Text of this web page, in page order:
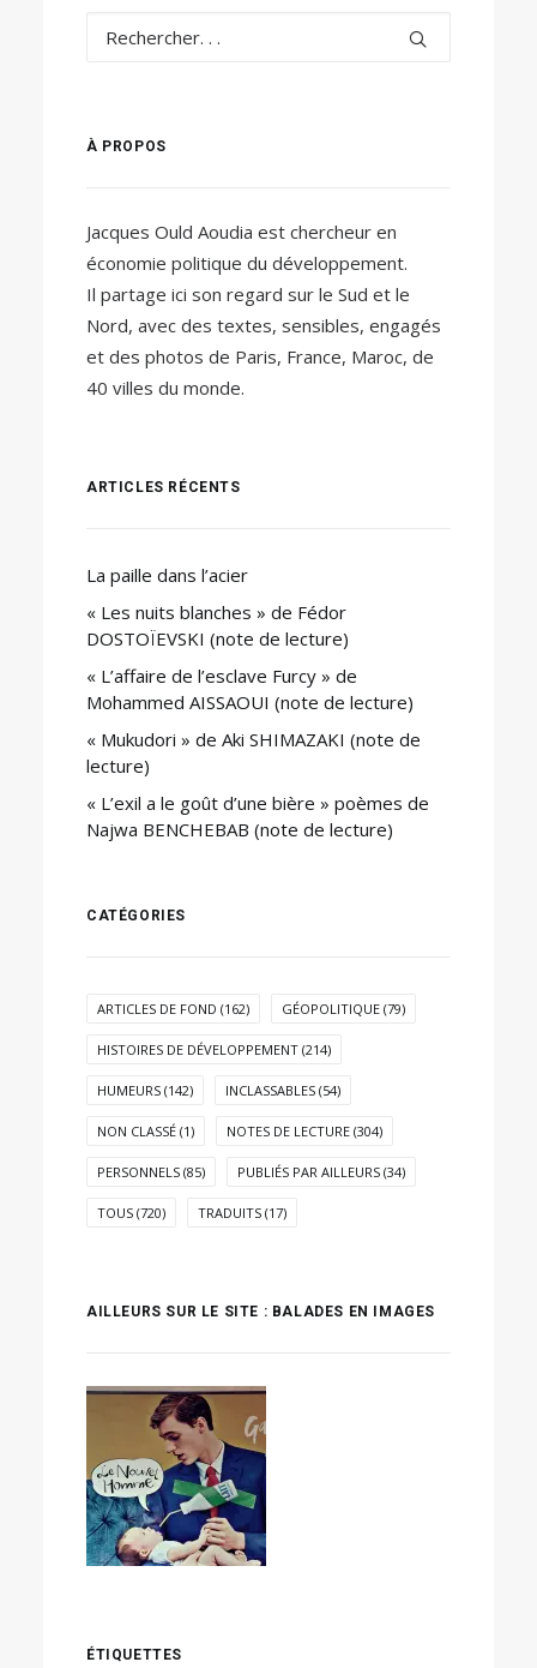
À PROPOS
Jacques Ould Aoudia est chercheur en
économie politique du développement.
Il partage ici son regard sur le Sud et le
Nord, avec des textes, sensibles, engagés
et des photos de Paris, France, Maroc, de
40 villes du monde.
ARTICLES RÉCENTS
La paille dans l’acier
« Les nuits blanches » de Fédor
DOSTOÏEVSKI (note de lecture)
« L’affaire de l’esclave Furcy » de
Mohammed AISSAOUI (note de lecture)
« Mukudori » de Aki SHIMAZAKI (note de
lecture)
« L’exil a le goût d’une bière » poèmes de
Najwa BENCHEBAB (note de lecture)
CATÉGORIES
ARTICLES DE FOND (162) GÉOPOLITIQUE (79)
HISTOIRES DE DÉVELOPPEMENT (214)
HUMEURS (142) INCLASSABLES (54)
NON CLASSÉ (1) NOTES DE LECTURE (304)
PERSONNELS (85) PUBLIÉS PAR AILLEURS (34)
TOUS (720) TRADUITS (17)
AILLEURS SUR LE SITE : BALADES EN IMAGES
ÉTIQUETTES